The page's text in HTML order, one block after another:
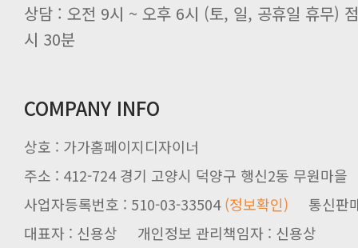
시 30분
COMPANY INFO
상호 : 가가홈페이지디자이너
주소 : 412-724 경기 고양시 덕양구 행신2동 무원마을
사업자등록번호 : 510-03-33504(정보확인) 통신판
대표자 : 신용상 개인정보 관리책임자 : 신용상